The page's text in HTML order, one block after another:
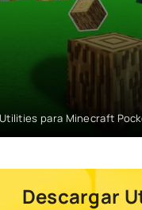
Utilities para Minecraft
Descargar